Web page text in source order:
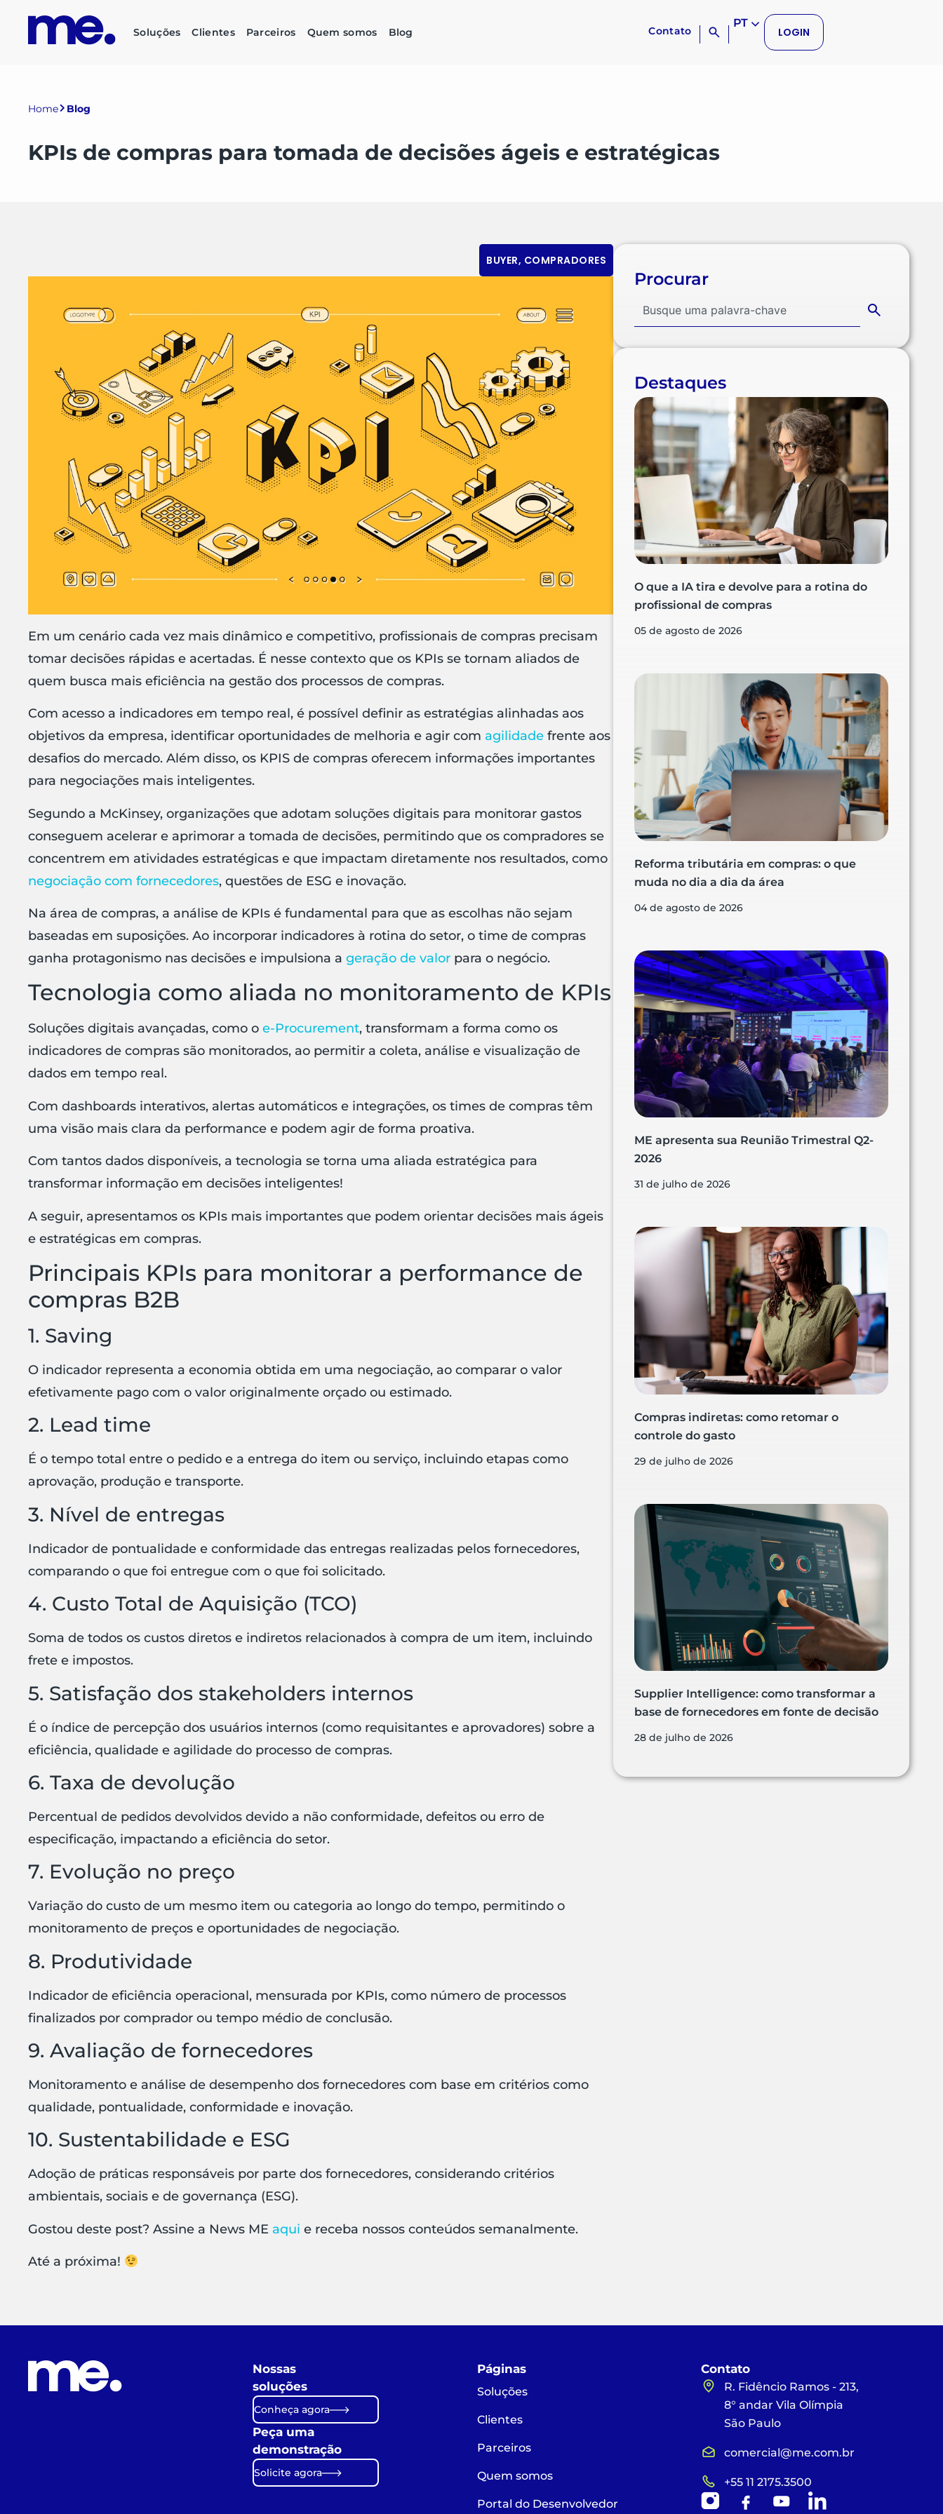
Soluções Clientes Parceiros Quem somos Blog Contato
PT
LOGIN
Home Blog
KPIs de compras para tomada de decisões ágeis e estratégicas
BUYER, COMPRADORES
Em um cenário cada vez mais dinâmico e competitivo, profissionais de compras precisam
tomar decisões rápidas e acertadas. É nesse contexto que os KPIs se tornam aliados de
quem busca mais eficiência na gestão dos processos de compras.
Com acesso a indicadores em tempo real, é possível definir as estratégias alinhadas aos
objetivos da empresa, identificar oportunidades de melhoria e agir com agilidade frente aos
desafios do mercado. Além disso, os KPIS de compras oferecem informações importantes
para negociações mais inteligentes.
Segundo a McKinsey, organizações que adotam soluções digitais para monitorar gastos
conseguem acelerar e aprimorar a tomada de decisões, permitindo que os compradores se
concentrem em atividades estratégicas e que impactam diretamente nos resultados, como
negociação com fornecedores, questões de ESG e inovação.
Na área de compras, a análise de KPIs é fundamental para que as escolhas não sejam
baseadas em suposições. Ao incorporar indicadores à rotina do setor, o time de compras
ganha protagonismo nas decisões e impulsiona a geração de valor para o negócio.
Tecnologia como aliada no monitoramento de KPIs
Soluções digitais avançadas, como o e-Procurement, transformam a forma como os
indicadores de compras são monitorados, ao permitir a coleta, análise e visualização de
dados em tempo real.
Com dashboards interativos, alertas automáticos e integrações, os times de compras têm
uma visão mais clara da performance e podem agir de forma proativa.
Com tantos dados disponíveis, a tecnologia se torna uma aliada estratégica para
transformar informação em decisões inteligentes!
A seguir, apresentamos os KPIs mais importantes que podem orientar decisões mais ágeis
e estratégicas em compras.
Principais KPIs para monitorar a performance de
compras B2B
1. Saving
O indicador representa a economia obtida em uma negociação, ao comparar o valor
efetivamente pago com o valor originalmente orçado ou estimado.
2. Lead time
É o tempo total entre o pedido e a entrega do item ou serviço, incluindo etapas como
aprovação, produção e transporte.
3. Nível de entregas
Indicador de pontualidade e conformidade das entregas realizadas pelos fornecedores,
comparando o que foi entregue com o que foi solicitado.
4. Custo Total de Aquisição (TCO)
Soma de todos os custos diretos e indiretos relacionados à compra de um item, incluindo
frete e impostos.
5. Satisfação dos stakeholders internos
É o índice de percepção dos usuários internos (como requisitantes e aprovadores) sobre a
eficiência, qualidade e agilidade do processo de compras.
6. Taxa de devolução
Percentual de pedidos devolvidos devido a não conformidade, defeitos ou erro de
especificação, impactando a eficiência do setor.
7. Evolução no preço
Variação do custo de um mesmo item ou categoria ao longo do tempo, permitindo o
monitoramento de preços e oportunidades de negociação.
8. Produtividade
Indicador de eficiência operacional, mensurada por KPIs, como número de processos
finalizados por comprador ou tempo médio de conclusão.
9. Avaliação de fornecedores
Monitoramento e análise de desempenho dos fornecedores com base em critérios como
qualidade, pontualidade, conformidade e inovação.
10. Sustentabilidade e ESG
Adoção de práticas responsáveis por parte dos fornecedores, considerando critérios
ambientais, sociais e de governança (ESG).
Gostou deste post? Assine a News ME aqui e receba nossos conteúdos semanalmente.
Até a próxima!
Procurar
Destaques
O que a IA tira e devolve para a rotina do
profissional de compras
05 de agosto de 2026
Reforma tributária em compras: o que
muda no dia a dia da área
04 de agosto de 2026
ME apresenta sua Reunião Trimestral Q2-
2026
31 de julho de 2026
Compras indiretas: como retomar o
controle do gasto
29 de julho de 2026
Supplier Intelligence: como transformar a
base de fornecedores em fonte de decisão
28 de julho de 2026
Nossas
soluções
Conheça agora
Peça uma
demonstração
Solicite agora
Páginas
Soluções
Clientes
Parceiros
Quem somos
Portal do Desenvolvedor
Contato
R. Fidêncio Ramos - 213,
8° andar Vila Olímpia
São Paulo
comercial@me.com.br
+55 11 2175.3500